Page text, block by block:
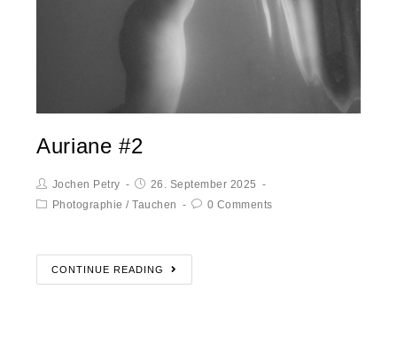
Auriane #2
Jochen Petry
26. September 2025
Photographie /Tauchen 0 Comments
CONTINUE READING